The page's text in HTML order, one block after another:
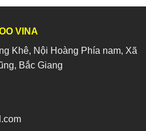
VINA
Khê, Nội Hoàng Phía nam, Xã
Bắc Giang